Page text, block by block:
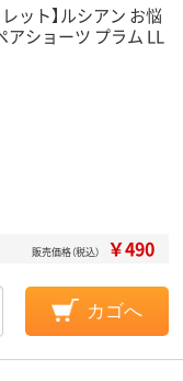
レット】ルシアン お悩
ショーツ プラム LL
販売価格（税込） ￥490
カゴへ